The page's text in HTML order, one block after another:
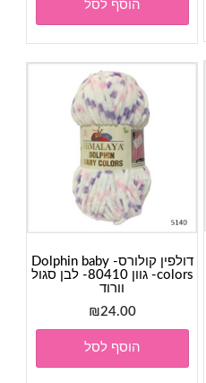
הוסף לסל
דולפין קולורס- Dolphin baby
colors- גוון 80410- לבן סגול
וורוד
₪24.00
הוסף לסל